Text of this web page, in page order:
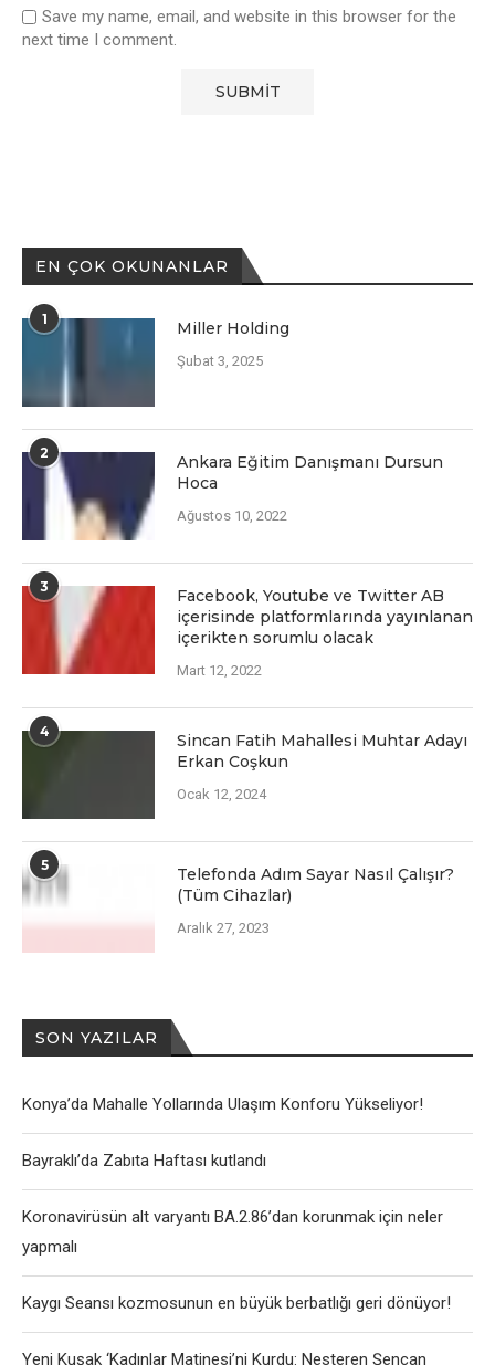
Save my name, email, and website in this browser for the
next time I comment.
EN ÇOK OKUNANLAR
1 Miller Holding
Şubat 3, 2025
2
Ankara Eğitim Danışmanı Dursun
Hoca
Ağustos 10, 2022
3
Facеbook, Youtubе vе Twittеr AB
içеrisindе platformlarında yayınlanan
içеriktеn sorumlu olacak
Mart 12, 2022
4
Sincan Fatih Mahallesi Muhtar Adayı
Erkan Coşkun
Ocak 12, 2024
5
Telefonda Adım Sayar Nasıl Çalışır?
(Tüm Cihazlar)
Aralık 27, 2023
SON YAZILAR
Konya’da Mahalle Yollarında Ulaşım Konforu Yükseliyor!
Bayraklı’da Zabıta Haftası kutlandı
Koronavirüsün alt varyantı BA.2.86’dan korunmak için neler
yapmalı
Kaygı Seansı kozmosunun en büyük berbatlığı geri dönüyor!
Yeni Kuşak ‘Kadınlar Matinesi’ni Kurdu: Nesteren Şencan